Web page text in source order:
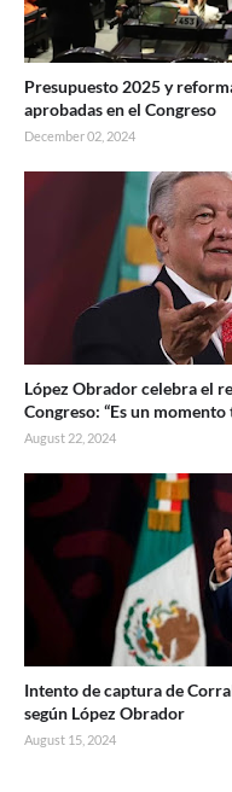
Presupuesto 2025 y
aprobadas en el Congreso
December 02, 2024
López Obrador celebra el
Congreso: “Es un
August 22, 2024
Intento de captura de
según López Obrador
August 15, 2024